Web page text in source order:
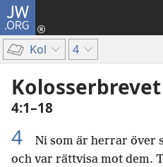
JW.ORG
Kol 4
Kolosserbrevet
4:1–18
4
Ni som är herrar över
och var rättvisa mot dem.